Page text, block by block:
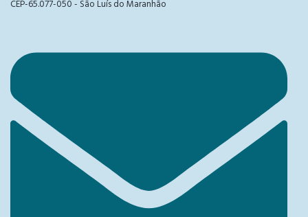
CEP-65.077-050 - São Luís do Maranhão